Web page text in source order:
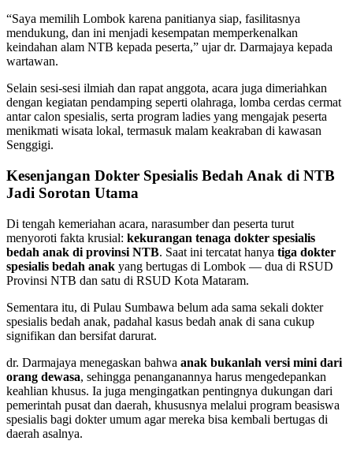
“Saya memilih Lombok karena panitianya siap, fasilitasnya
mendukung, dan ini menjadi kesempatan memperkenalkan
keindahan alam NTB kepada peserta,” ujar dr. Darmajaya kepada
wartawan.
Selain sesi-sesi ilmiah dan rapat anggota, acara juga dimeriahkan
dengan kegiatan pendamping seperti olahraga, lomba cerdas cermat
antar calon spesialis, serta program ladies yang mengajak peserta
menikmati wisata lokal, termasuk malam keakraban di kawasan
Senggigi.
Kesenjangan Dokter Spesialis Bedah Anak di NTB
Jadi Sorotan Utama
Di tengah kemeriahan acara, narasumber dan peserta turut
menyoroti fakta krusial: kekurangan tenaga dokter spesialis
bedah anak di provinsi NTB. Saat ini tercatat hanya tiga dokter
spesialis bedah anak yang bertugas di Lombok — dua di RSUD
Provinsi NTB dan satu di RSUD Kota Mataram.
Sementara itu, di Pulau Sumbawa belum ada sama sekali dokter
spesialis bedah anak, padahal kasus bedah anak di sana cukup
signifikan dan bersifat darurat.
dr. Darmajaya menegaskan bahwa anak bukanlah versi mini dari
orang dewasa, sehingga penanganannya harus mengedepankan
keahlian khusus. Ia juga mengingatkan pentingnya dukungan dari
pemerintah pusat dan daerah, khususnya melalui program beasiswa
spesialis bagi dokter umum agar mereka bisa kembali bertugas di
daerah asalnya.